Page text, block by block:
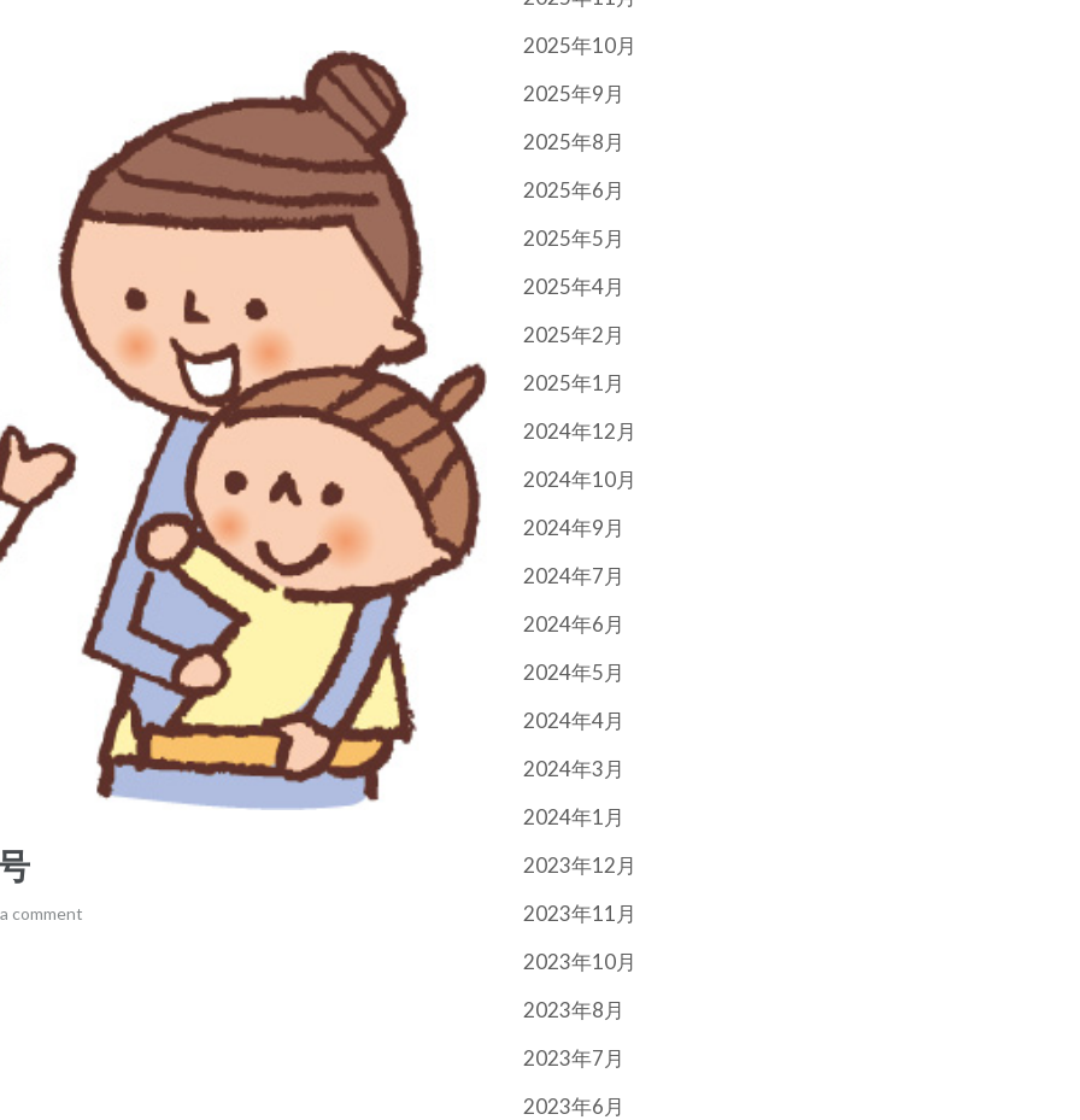
comment
2025年10月
2025年9月
2025年8月
2025年6月
2025年5月
2025年4月
2025年2月
2025年1月
2024年12月
2024年10月
2024年9月
2024年7月
2024年6月
2024年5月
2024年4月
2024年3月
2024年1月
2023年12月
2023年11月
2023年10月
2023年8月
2023年7月
2023年6月